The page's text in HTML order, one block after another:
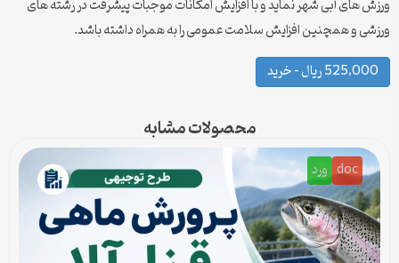
ورزش های آبی شهر نماید و با افزایش امکانات موجبات پیشرفت در رشته های
ورزشی و همچنین افزایش سلامت عمومی را به همراه داشته باشد.
525,000 ریال – خرید
محصولات مشابه
doc ورد